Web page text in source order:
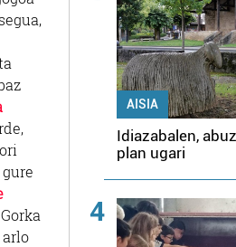
AISIA
Idiazabalen,
plan ugari
4